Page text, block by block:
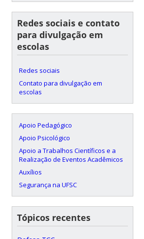
Redes sociais e contato
para divulgação em
escolas
Redes sociais
Contato para divulgação em
escolas
Apoio Pedagógico
Apoio Psicológico
Apoio a Trabalhos Científicos e a
Realização de Eventos Acadêmicos
Auxílios
Segurança na UFSC
Tópicos recentes